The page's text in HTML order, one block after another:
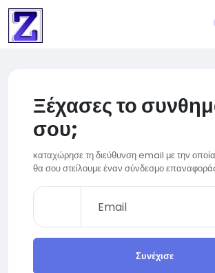
Ξέχασες το
σου;
καταχώρησε τη διεύθυνση email με την
θα σου στείλουμε έναν σύνδεσμο
Συνέχισε